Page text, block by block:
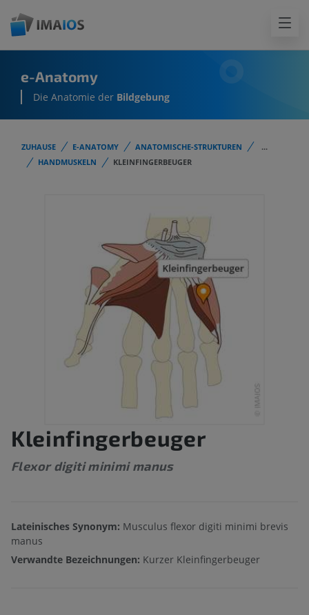
e-Anatomy
Die Anatomie der Bildgebung
ZUHAUSE E-ANATOMY ANATOMISCHE-STRUKTUREN
...
HANDMUSKELN
KLEINFINGERBEUGER
Kleinfingerbeuger
Flexor digiti minimi manus
Lateinisches Synonym: Musculus flexor digiti minimi brevis
manus
Verwandte Bezeichnungen: Kurzer Kleinfingerbeuger